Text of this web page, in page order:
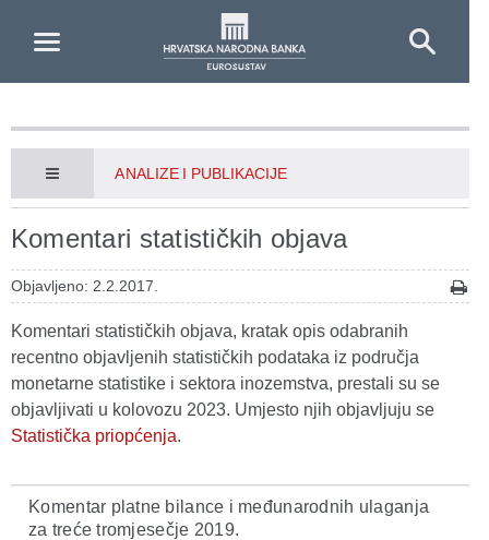
ANALIZE I PUBLIKACIJE
Komentari statističkih objava
Objavljeno: 2.2.2017.
Komentari statističkih objava, kratak opis odabranih
recentno objavljenih statističkih podataka iz područja
monetarne statistike i sektora inozemstva, prestali su se
objavljivati u kolovozu 2023. Umjesto njih objavljuju se
Statistička priopćenja.
Komentar platne bilance i međunarodnih ulaganja
za treće tromjesečje 2019.